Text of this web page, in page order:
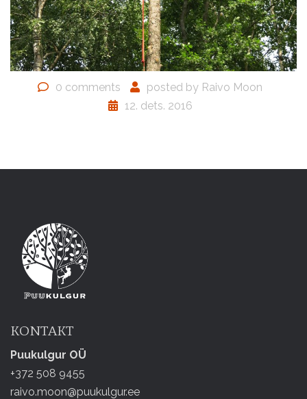
0 comments posted by Raivo Moon
12. dets. 2016
KONTAKT
Puukulgur OÜ
+372 508 9455
raivo.moon@puukulgur.ee